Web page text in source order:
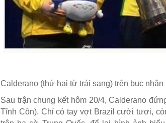
Calderano (thứ hai từ trái sang) trên bục
Sau trận chung kết hôm 20/4, Calderano
Tĩnh Côn). Chỉ có tay vợt Brazil cười tươi,